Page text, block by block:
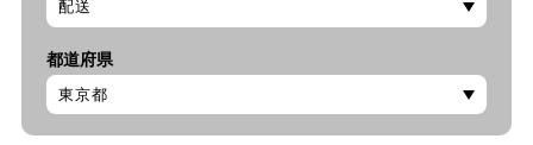
都道府県